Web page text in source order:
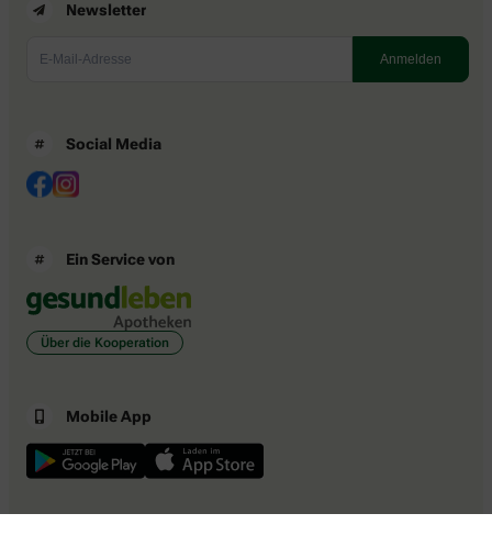
Newsletter
Social Media
Ein Service von
Über die Kooperation
Mobile App